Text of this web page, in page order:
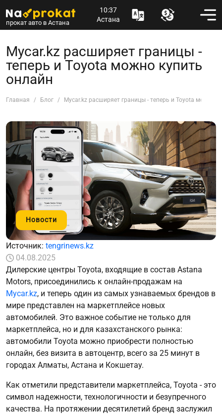
прокат авто в Астана
10:37
Астана
Mycar.kz расширяет границы -
теперь и Toyota можно купить
онлайн
Главная Блог Mycar.kz расширяет границы - теперь и Toyota можно
Новости
Источник: tengrinews.kz
04.08.2025
Дилерские центры Toyota, входящие в состав Astana
Motors, присоединились к онлайн-продажам на
Myсar.kz, и теперь один из самых узнаваемых брендов в
мире представлен на маркетплейсе новых
автомобилей. Это важное событие не только для
маркетплейса, но и для казахстанского рынка:
автомобили Toyota можно приобрести полностью
онлайн, без визита в автоцентр, всего за 25 минут в
городах Алматы, Астана и Кокшетау.
Как отметили представители маркетплейса, Toyota - это
символ надежности, технологичности и безупречного
качества. На протяжении десятилетий бренд заслужил